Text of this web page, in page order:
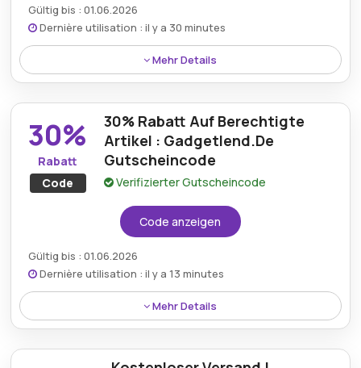
Gültig bis : 01.06.2026
Dernière utilisation : il y a 30 minutes
Mehr Details
Ein großzügiges Angebot von 15% Rabatt auf das
gesamte Sortiment ermöglicht es Gadgetlend-
Kunden, umfangreiche Einsparungen in
verschiedenen Produktkategorien zu erzielen.
30%
Rabatt
Code
30% Rabatt Auf Berechtigte
Artikel : Gadgetlend.De
Gutscheincode
Verifizierter Gutscheincode
Code anzeigen
Gültig bis : 01.06.2026
Dernière utilisation : il y a 13 minutes
Mehr Details
Kunden können mit einem Gadgetlend.de-
Gutscheincode beeindruckende 30% Rabatt auf